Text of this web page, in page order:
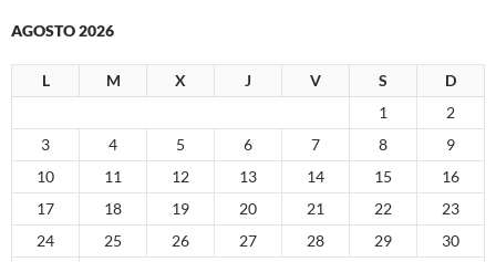
AGOSTO 2026
L M X J V S
D
1
2
3
4 5 6 7 8
9
10
11 12 13 14 15
16
17
18 19 20 21 22
23
24
25 26 27 28 29
30